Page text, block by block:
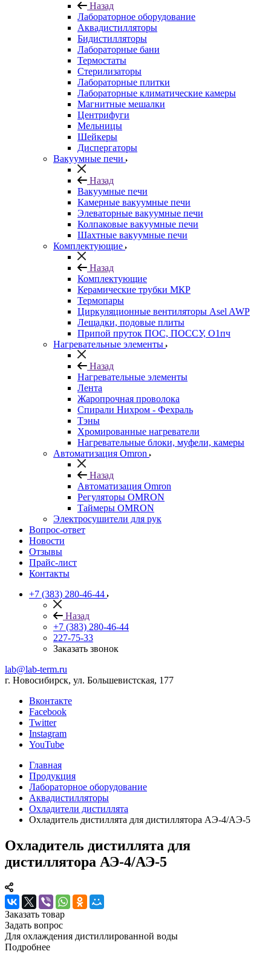
Назад
Лабораторное оборудование
Аквадистилляторы
Бидистилляторы
Лабораторные бани
Термостаты
Стерилизаторы
Лабораторные плитки
Лабораторные климатические камеры
Магнитные мешалки
Центрифуги
Мельницы
Шейкеры
Диспергаторы
Вакуумные печи
Назад
Вакуумные печи
Камерные вакуумные печи
Элеваторные вакуумные печи
Колпаковые вакуумные печи
Шахтные вакуумные печи
Комплектующие
Назад
Комплектующие
Керамические трубки МКР
Термопары
Циркуляционные вентиляторы Asel AWP
Лещадки, подовые плиты
Припой пруток ПОС, ПОССУ, О1пч
Нагревательные элементы
Назад
Нагревательные элементы
Лента
Жаропрочная проволока
Спирали Нихром - Фехраль
Тэны
Хромированные нагреватели
Нагревательные блоки, муфели, камеры
Автоматизация Omron
Назад
Автоматизация Omron
Регуляторы OMRON
Таймеры OMRON
Электросушители для рук
Вопрос-ответ
Новости
Отзывы
Прайс-лист
Контакты
+7 (383) 280-46-44
Назад
+7 (383) 280-46-44
227-75-33
Заказать звонок
lab@lab-term.ru
г. Новосибирск, ул. Большевистская, 177
Вконтакте
Facebook
Twitter
Instagram
YouTube
Главная
Продукция
Лабораторное оборудование
Аквадистилляторы
Охладители дистиллята
Охладитель дистиллята для дистиллятора АЭ-4/АЭ-5
Охладитель дистиллята для
дистиллятора АЭ-4/АЭ-5
Заказать товар
Задать вопрос
Для охлаждения дистиллированной воды
Подробнее